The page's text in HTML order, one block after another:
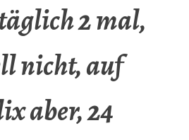
2 mal,
nicht, auf
aber, 24